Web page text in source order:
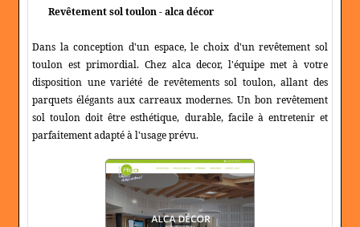
Revêtement sol toulon - alca décor
Dans la conception d'un espace, le choix d'un revêtement sol
toulon est primordial. Chez alca decor, l'équipe met à votre
disposition une variété de revêtements sol toulon, allant des
parquets élégants aux carreaux modernes. Un bon revêtement
sol toulon doit être esthétique, durable, facile à entretenir et
parfaitement adapté à l'usage prévu.